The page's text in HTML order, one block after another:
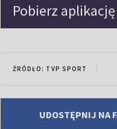
Pobierz aplikację
ŹRÓDŁO: TVP SPORT
UDOSTĘPNIJ NA